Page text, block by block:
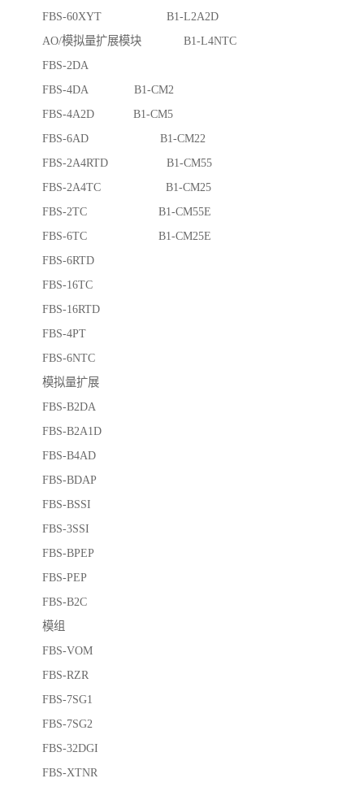
FBS-60XYT B1-L2A2D
AO/模拟量扩展模块 B1-L4NTC
FBS-2DA
FBS-4DA B1-CM2
FBS-4A2D B1-CM5
FBS-6AD B1-CM22
FBS-2A4RTD B1-CM55
FBS-2A4TC B1-CM25
FBS-2TC B1-CM55E
FBS-6TC B1-CM25E
FBS-6RTD
FBS-16TC
FBS-16RTD
FBS-4PT
FBS-6NTC
模拟量扩展
FBS-B2DA
FBS-B2A1D
FBS-B4AD
FBS-BDAP
FBS-BSSI
FBS-3SSI
FBS-BPEP
FBS-PEP
FBS-B2C
模组
FBS-VOM
FBS-RZR
FBS-7SG1
FBS-7SG2
FBS-32DGI
FBS-XTNR